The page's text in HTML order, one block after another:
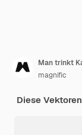
Man trinkt
magnific
Diese